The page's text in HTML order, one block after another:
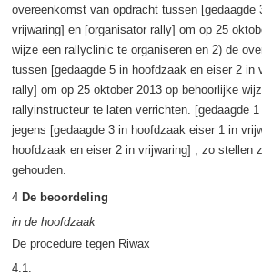
overeenkomst van opdracht tussen [gedaagde
vrijwaring] en [organisator rally] om op 25
wijze een rallyclinic te organiseren en 2) de
tussen [gedaagde 5 in hoofdzaak en eiser 2 in
rally] om op 25 oktober 2013 op behoorlijke
rallyinstructeur te laten verrichten. [gedaagde
jegens [gedaagde 3 in hoofdzaak eiser 1 in
hoofdzaak en eiser 2 in vrijwaring] , zo stellen
gehouden.
4 De beoordeling
in de hoofdzaak
De procedure tegen Riwax
4.1.